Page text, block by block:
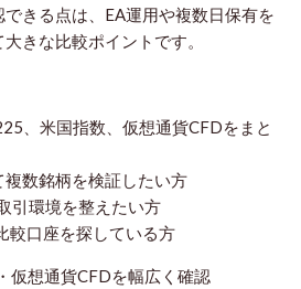
きる点は、EA運用や複数日保有を
きな比較ポイントです。
、米国指数、仮想通貨CFDをまと
複数銘柄を検証したい方
引環境を整えたい方
較口座を探している方
仮想通貨CFDを幅広く確認